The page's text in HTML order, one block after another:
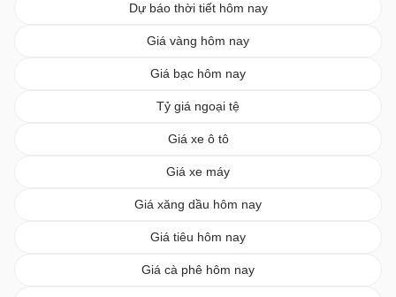
Dự báo thời tiết hôm nay
Giá vàng hôm nay
Giá bạc hôm nay
Tỷ giá ngoại tệ
Giá xe ô tô
Giá xe máy
Giá xăng dầu hôm nay
Giá tiêu hôm nay
Giá cà phê hôm nay